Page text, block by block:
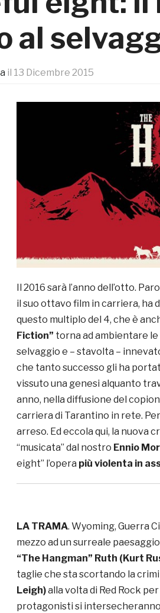
al
il 13 Dicembre 2015
Il 2016 sarà l’anno dell’otto.
il suo ottavo film in carriera, ha
questo multiplo del 4, che è
Fiction” torna ad ambientare le
selvaggio e – stavolta –
che tanto successo gli ha
vissuto una genesi alquanto
anno, nella diffusione del
carriera di Tarantino in rete.
arreso. Ed eccola qui, la nuova
“musicata” dal nostro Ennio
eight” l’opera più violenta in
LA TRAMA. Wyoming, Guerra
mezzo ad un surreale
“The Hangman” Ruth (Kurt
taglie che sta scortando la
Leigh)alla volta di Red Rock
protagonisti si